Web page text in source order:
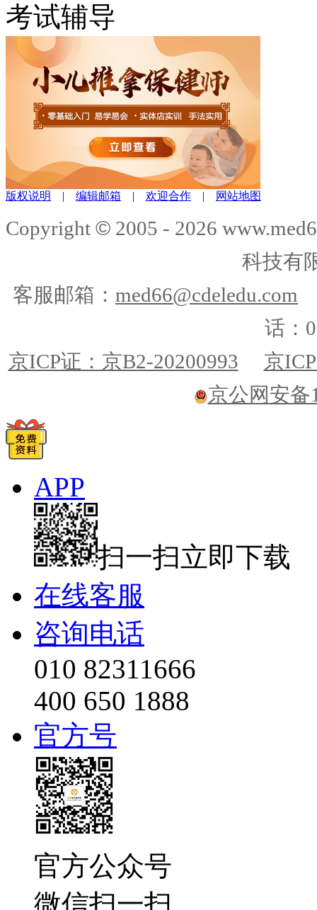
考试辅导
版权说明 | 编辑邮箱 | 欢迎合作 | 网站地图
Copyright © 2005 - 2026
科技有
客服邮箱： med66@cdeledu.com
话：
京ICP证：京B2-20200993
京
京公网安备
APP
扫一扫立即下载
在线客服
咨询电话
010 82311666
400 650 1888
官方号
官方公众号
微信扫一扫